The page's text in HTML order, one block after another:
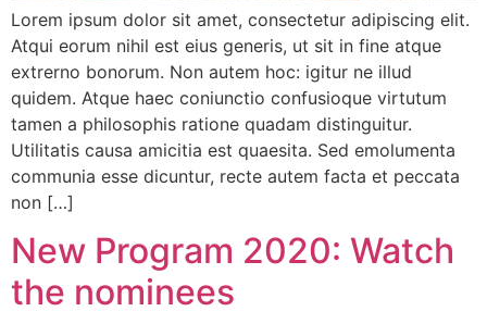
Lorem ipsum dolor sit amet, consectetur adipiscing elit.
Atqui eorum nihil est eius generis, ut sit in fine atque
extrerno bonorum. Non autem hoc: igitur ne illud
quidem. Atque haec coniunctio confusioque virtutum
tamen a philosophis ratione quadam distinguitur.
Utilitatis causa amicitia est quaesita. Sed emolumenta
communia esse dicuntur, recte autem facta et peccata
non […]
New Program 2020: Watch
the nominees